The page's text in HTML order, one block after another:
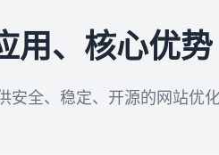
用、核心优势
安全、稳定、开源的网站优